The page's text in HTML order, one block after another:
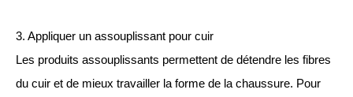
3. Appliquer un assouplissant pour cuir
Les produits assouplissants permettent de détendre les fibres
du cuir et de mieux travailler la forme de la chaussure. Pour